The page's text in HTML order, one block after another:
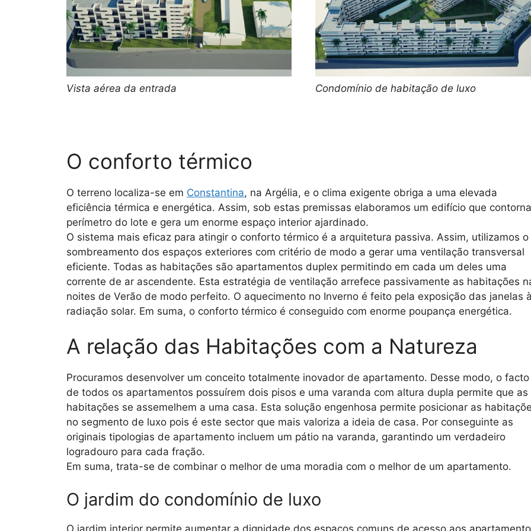
Vista aérea da entrada Condomínio de habitação de luxo
O conforto térmico
O terreno localiza-se em Constantina, na Argélia, e o clima exigente obriga a uma elevada
eficiência térmica e energética. Assim, sob estas premissas elaboramos um edifício que
perímetro do lote e gera um enorme espaço interior ajardinado.
O sistema mais eficaz para atingir o conforto térmico é a arquitetura passiva. Assim, utilizamos o
sombreamento dos espaços exteriores com critério de modo a gerar uma ventilação transversal
eficiente. Todas as habitações são apartamentos duplex permitindo em cada um deles uma
corrente de ar ascendente. Esta estratégia de ventilação arrefece passivamente as habitações
noites de Verão de modo perfeito. O aquecimento no Inverno é feito pela exposição das janelas
radiação solar. Em suma, o conforto térmico é conseguido com enorme poupança energética.
A relação das Habitações com a Natureza
Procuramos desenvolver um conceito totalmente inovador de apartamento. Desse modo, o facto
de todos os apartamentos possuírem dois pisos e uma varanda com altura dupla permite que as
habitações se assemelhem a uma casa. Esta solução engenhosa permite posicionar as
no segmento de luxo pois é este sector que mais valoriza a ideia de casa. Por conseguinte as
originais tipologias de apartamento incluem um pátio na varanda, garantindo um verdadeiro
logradouro para cada fração.
Em suma, trata-se de combinar o melhor de uma moradia com o melhor de um apartamento.
O jardim do condomínio de luxo
O jardim interior permite aumentar a dignidade dos espaços comuns de acesso aos